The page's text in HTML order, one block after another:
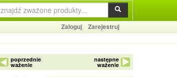
Zaloguj
Zarejestruj
poprzednie
ważenie
następne
ważenie